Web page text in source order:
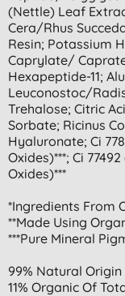
(nettle) Leaf
Cera/rhus
Resin; Potassium
Caprylate/
Hexapeptide-11;
Leuconostoc/
Trehalose; Citric
Sorbate; Ricinus
Hyaluronate; Ci
Oxides)***; Ci
Oxides)***
*ingredients From
**made Using
***pure Mineral
99% Natural
11% Organic Of